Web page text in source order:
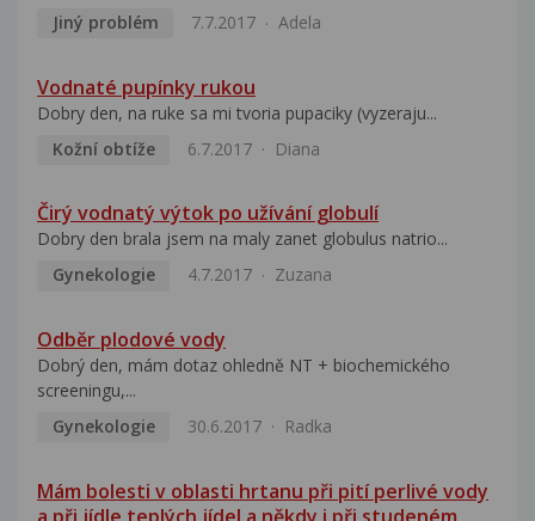
Jiný problém
7.7.2017 Adela
Vodnaté pupínky rukou
Dobry den, na ruke sa mi tvoria pupaciky (vyzeraju...
Kožní obtíže
6.7.2017 Diana
Čirý vodnatý výtok po užívání globulí
Dobry den brala jsem na maly zanet globulus natrio...
Gynekologie
4.7.2017 Zuzana
Odběr plodové vody
Dobrý den, mám dotaz ohledně NT + biochemického
screeningu,...
Gynekologie
30.6.2017 Radka
Mám bolesti v oblasti hrtanu při pití perlivé vody